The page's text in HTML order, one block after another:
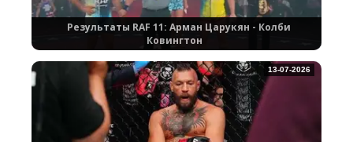
Результаты RAF 11: Арман Царукян - Колби
Ковингтон
13-07-2026